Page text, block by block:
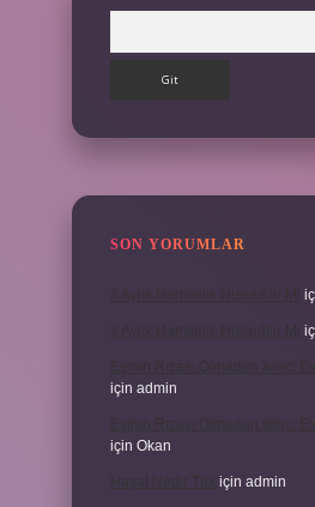
SON YORUMLAR
için admin
için Okan
için admin